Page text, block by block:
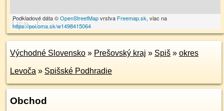
10 m
Podkladové dáta ©OpenStreetMapvrstva Freemap.sk, viac na
https://poi.oma.sk/w1498415064
Východné Slovensko » Prešovský kraj » Spiš » okres
Levoča » Spišské Podhradie
Obchod